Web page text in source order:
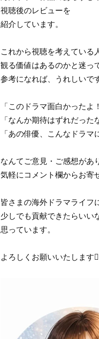
視聴後のレビューを
紹介しています。
これから視聴を考えている
観る価値はあるのかと迷っ
参考になれば、うれしいで
「このドラマ面白かったよ
「なんか期待はずれだった
「あの俳優、こんなドラマ
なんてご意見・ご感想があ
気軽にコメント欄からお寄
皆さまの海外ドラマライフ
少しでも貢献できたらいい
思っています。
よろしくお願いいたします